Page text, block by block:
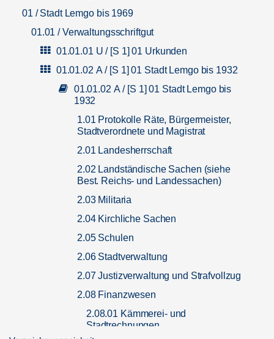
01 / Stadt Lemgo bis 1969
01.01 / Verwaltungsschriftgut
01.01.01 U / [S 1] 01 Urkunden
01.01.02 A / [S 1] 01 Stadt Lemgo bis 1932
01.01.02 A / [S 1] 01 Stadt Lemgo bis
1932
1.01 Protokolle Räte, Bürgermeister,
Stadtverordnete und Magistrat
2.01 Landesherrschaft
2.02 Landständische Sachen (siehe
Best. Reichs- und Landessachen)
2.03 Militaria
2.04 Kirchliche Sachen
2.05 Schulen
2.06 Stadtverwaltung
2.07 Justizverwaltung und Strafvollzug
2.08 Finanzwesen
2.08.01 Kämmerei- und
Stadtrechnungen